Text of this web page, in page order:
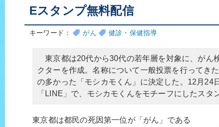
Eスタンプ無料配信
キーワード： がん 健診・保健指導
東京都は20代から30代の若年層を対象に、がん
クターを作成。名称について一般投票を行ってき
の多かった「モシカモくん」に決定した。12月24
「LINE」で、モシカモくんをモチーフにしたスタ
東京都は都民の死因第一位が「がん」である